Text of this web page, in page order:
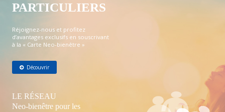
PARTICULIERS
Réjoignez-nous et profitez
d’avantages exclusifs en souscrivant
à la « Carte Neo-bienêtre »
Découvrir
LE RÉSEAU
Neo-bienêtre pour les